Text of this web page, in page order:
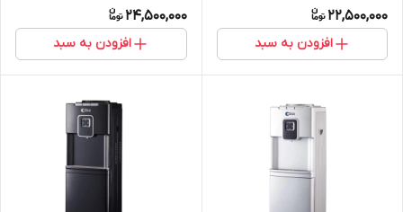
22,500,000
افزودن به سبد
24,500,000
افزودن به سبد